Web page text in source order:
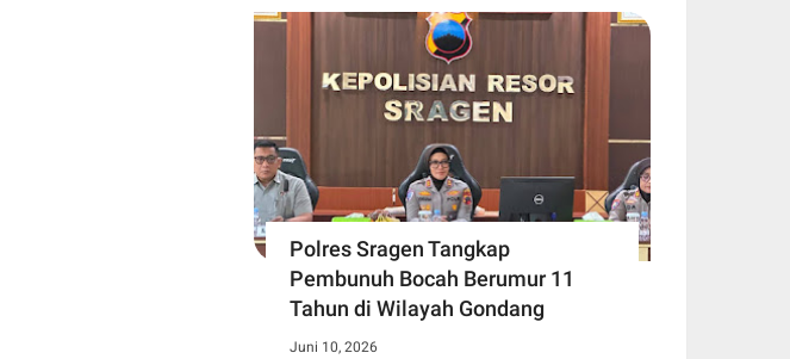
Polres Sragen Tangkap
Pembunuh Bocah Berumur 11
Tahun di Wilayah Gondang
Juni 10, 2026